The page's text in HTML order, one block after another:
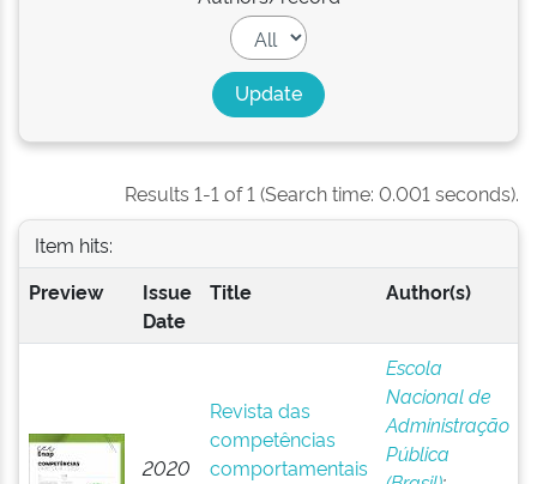
Results 1-1 of 1 (Search time: 0.001 seconds).
Item hits:
Preview
Issue
Date
Title Author(s)
2020
Revista das
competências
comportamentais
Escola
Nacional de
Administração
Pública